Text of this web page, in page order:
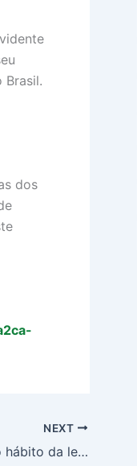
Brasil.
dos
NEXT
Quarentena: hora de criar o hábito da leitura! Aproveite as nossas dicas!